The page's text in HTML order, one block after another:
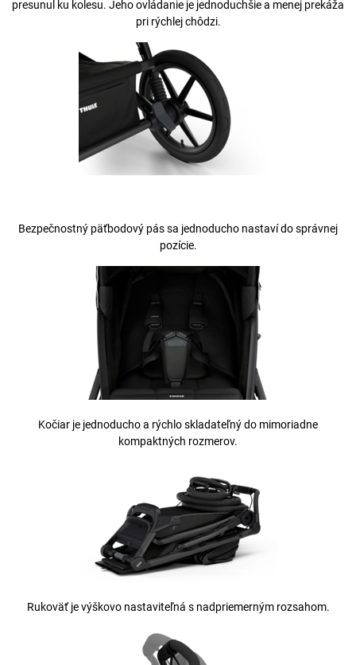
presunul ku kolesu. Jeho ovládanie je jednoduchšie a menej prekáža
pri rýchlej chôdzi.
Bezpečnostný päťbodový pás sa jednoducho nastaví do správnej
pozície.
Kočiar je jednoducho a rýchlo skladateľný do mimoriadne
kompaktných rozmerov.
Rukoväť je výškovo nastaviteľná s nadpriemerným rozsahom.